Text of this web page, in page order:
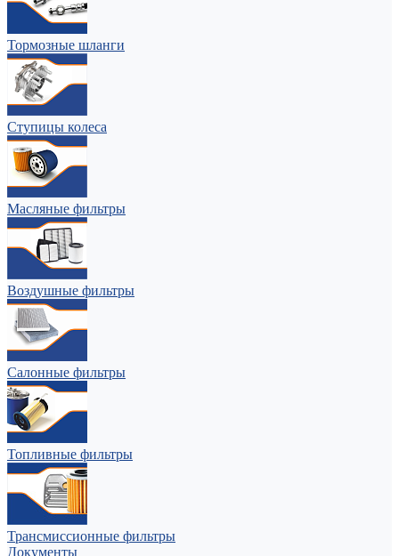
Тормозные шланги
Ступицы колеса
Масляные фильтры
Воздушные фильтры
Салонные фильтры
Топливные фильтры
Трансмиссионные фильтры
Документы